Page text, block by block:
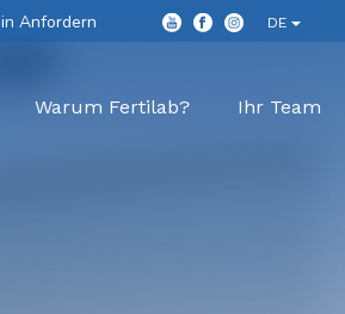
Anfordern DE
Warum Fertilab? Ihr Team